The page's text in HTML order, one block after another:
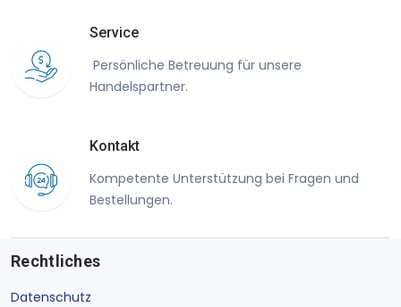
Service
Persönliche Betreuung für unsere
Handelspartner.
Kontakt
Kompetente Unterstützung bei Fragen und
Bestellungen.
Rechtliches
Datenschutz